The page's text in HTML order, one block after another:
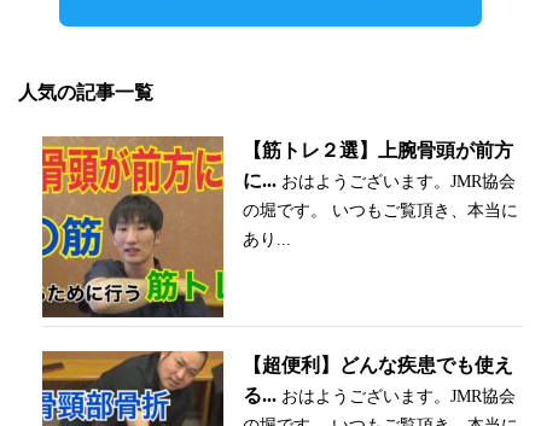
人気の記事一覧
【筋トレ２選】上腕骨頭が前方
に... おはようございます。JMR協会
の堀です。 いつもご覧頂き、本当に
あり...
【超便利】どんな疾患でも使え
る... おはようございます。JMR協会